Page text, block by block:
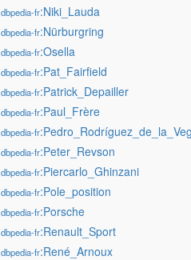
dbpedia-fr:Niki_Lauda
dbpedia-fr:Nürburgring
dbpedia-fr:Osella
dbpedia-fr:Pat_Fairfield
dbpedia-fr:Patrick_Depailler
dbpedia-fr:Paul_Frère
dbpedia-fr
dbpedia-fr:Peter_Revson
dbpedia-fr:Piercarlo_Ghinzani
dbpedia-fr:Pole_position
dbpedia-fr:Porsche
dbpedia-fr:Renault_Sport
dbpedia-fr:René_Arnoux